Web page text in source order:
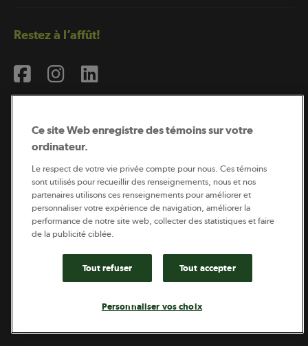
Restez à l’affût!
Coopérateur est publié par Sollio Groupe Coopératif.
Il est l’outil d’information de la coopération agricole
québécoise.
Ce site Web enregistre des témoins sur votre
ordinateur.
Le respect de votre vie privée compte pour nous. Ces témoins
sont utilisés pour recueillir des renseignements, nous et nos
partenaires utilisons ces renseignements pour améliorer et
personnaliser votre expérience de navigation, améliorer la
performance de notre site web, collecter des statistiques et faire
de la publicité ciblée.
Tout refuser Tout accepter
Personnaliser vos choix